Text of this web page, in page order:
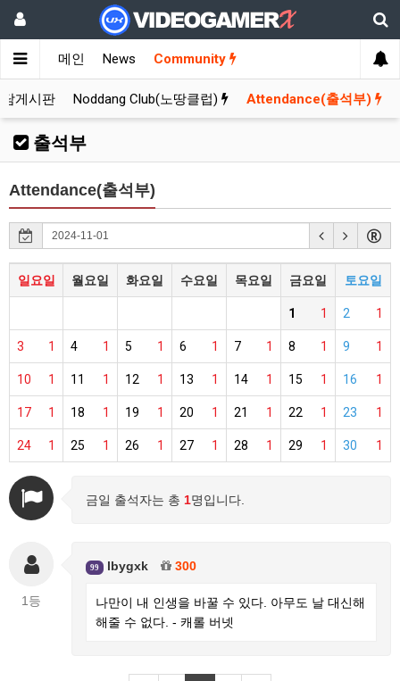
메인 News Community
게시판 Noddang Club(노땅클럽) Attendance(출석부)
출석부
Attendance(출석부)
일요일 월요일 화요일 수요일 목요일 금요일 토요일
1
1 1
2
1
3 1
4 1
5 1
6 1
7 1
8 1
9
1
10 1
11 1
12 1
13 1
14 1
15 1
16
1
17 1
18 1
19 1
20 1
21 1
22 1
23
1
24 1
25 1
26 1
27 1
28 1
29 1
30
금일 출석자는 총 1명입니다.
1등
99 lbygxk 300
나만이 내 인생을 바꿀 수 있다. 아무도 날 대신해
해줄 수 없다. - 캐롤 버넷